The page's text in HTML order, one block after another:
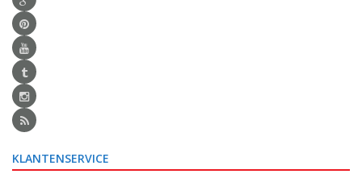
KLANTENSERVICE